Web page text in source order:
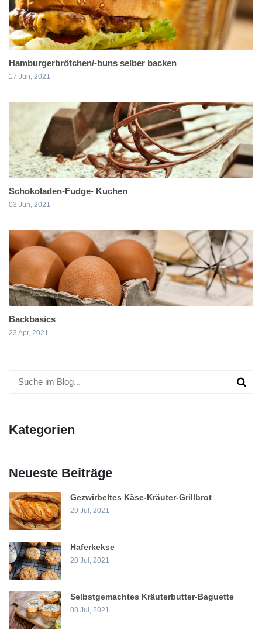
Hamburgerbrötchen/-buns selber backen
17 Jun, 2021
Schokoladen-Fudge- Kuchen
03 Jun, 2021
Backbasics
23 Apr, 2021
Kategorien
Neueste Beiträge
Gezwirbeltes Käse-Kräuter-Grillbrot
29 Jul, 2021
Haferkekse
20 Jul, 2021
Selbstgemachtes Kräuterbutter-Baguette
08 Jul, 2021